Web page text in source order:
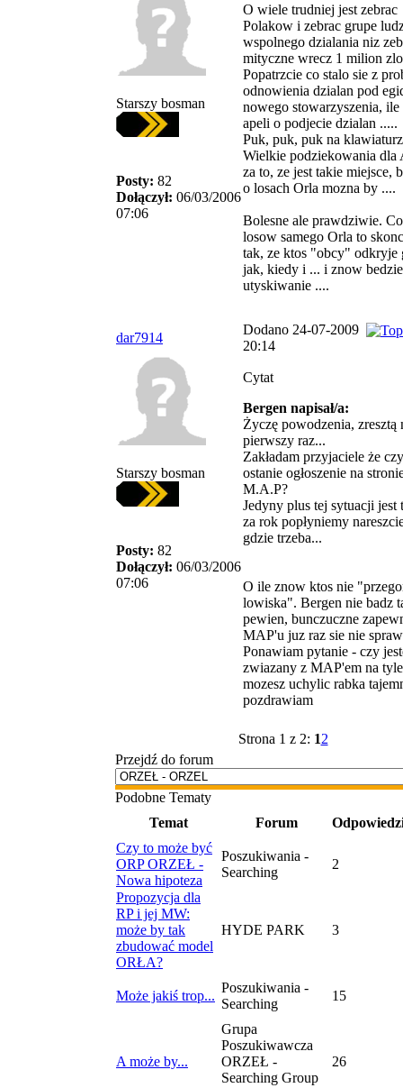
Starszy bosman
Posty: 82
Dołączył: 06/03/2006
07:06
O wiele trudniej jest zebrac
Polakow i zebrac grupe
wspolnego dzialania niz
mityczne wrecz 1 milion
Popatrzcie co stalo sie z
odnowienia dzialan pod
nowego stowarzyszenia,
apeli o podjecie dzialan .....
Puk, puk, puk na
Wielkie podziekowania dla
za to, ze jest takie miejsce,
o losach Orla mozna by ....
Bolesne ale prawdziwie.
losow samego Orla to
tak, ze ktos "obcy" odkryje
jak, kiedy i ... i znow
utyskiwanie ....
dar7914
Dodano 24-07-2009
20:14
Starszy bosman
Posty: 82
Dołączył: 06/03/2006
07:06
Cytat
Bergen napisał/a:
Życzę powodzenia, zresztą
pierwszy raz...
Zakładam przyjaciele że
ostanie ogłoszenie na
M.A.P?
Jedyny plus tej sytuacji jest
za rok popłyniemy
gdzie trzeba...
O ile znow ktos nie
lowiska". Bergen nie badz
pewien, bunczuczne
MAP'u juz raz sie nie
Ponawiam pytanie - czy
zwiazany z MAP'em na
mozesz uchylic rabka
pozdrawiam
Strona 1 z 2: 12
Przejdź do forum
Podobne Tematy
Temat
Forum
Czy to może być
ORP ORZEŁ -
Nowa hipoteza
Poszukiwania -
Searching
2
Propozycja dla
RP i jej MW:
może by tak
zbudować model
ORŁA?
HYDE PARK 3
Może jakiś trop...
Poszukiwania -
Searching
15
A może by...
Grupa
Poszukiwawcza
ORZEŁ -
Searching Group
26